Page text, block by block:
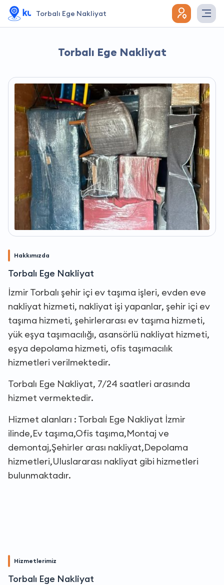
Torbalı Ege Nakliyat
Torbalı Ege Nakliyat
Hakkımızda
Torbalı Ege Nakliyat
İzmir Torbalı şehir içi ev taşıma işleri, evden eve
nakliyat hizmeti, nakliyat işi yapanlar, şehir içi ev
taşıma hizmeti, şehirlerarası ev taşıma hizmeti,
yük eşya taşımacılığı, asansörlü nakliyat hizmeti,
eşya depolama hizmeti, ofis taşımacılık
hizmetleri verilmektedir.
Torbalı Ege Nakliyat, 7/24 saatleri arasında
hizmet vermektedir.
Hizmet alanları : Torbalı Ege Nakliyat İzmir
ilinde,Ev taşıma,Ofis taşıma,Montaj ve
demontaj,Şehirler arası nakliyat,Depolama
hizmetleri,Uluslararası nakliyat gibi hizmetleri
bulunmaktadır.
Hizmetlerimiz
Torbalı Ege Nakliyat